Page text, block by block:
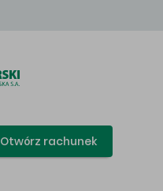
Otwórz rachunek